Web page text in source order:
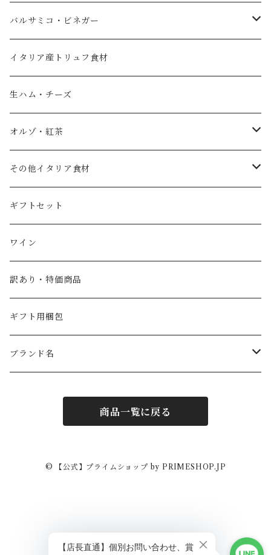
エキストラバージンオリーブオイル
フレーバーオイル
ノベッロ（秋の新油）
ピュアオリーブオイル
国産エキストラバージンオリーブオイル
バルサミコ・ビネガー
黒バルサミコ
白バルサミコ
ピンク（ロゼ）バルサミコ
その他調味料（コンディメント）
スペイン産ワインビネガー
イタリア産ワインビネガー
イタリア産トリュフ食材
生ハム・チーズ
オルゾ・紅茶
コーヒー豆
紅茶・ハーブティー
その他イタリア食材
トマト
塩
パスタ
ギフトセット
ワイン
訳あり・特価商品
ギフト用梱包
ブランド名
フォンドモンテベロ
ラルスティケッラ
商品一覧に戻る
© 【公式】プライムショップ by PRIMESHOP.JP